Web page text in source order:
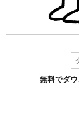
無料でダウ